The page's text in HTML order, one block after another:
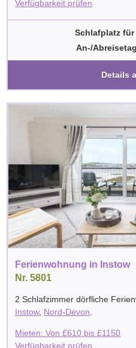
Verfügbarkeit prüfen
Schlafplatz
An-/
Details
Ferienwohnung in Instow
Nr. 5801
2 Schlafzimmer dörfliche
Instow, Nord-Devon
Mieten: Von£610 bis£1150
Verfügbarkeit prüfen